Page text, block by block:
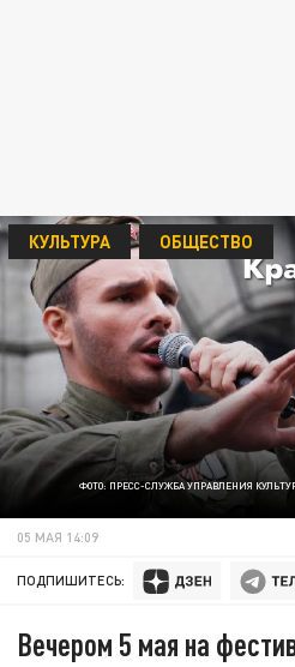
ФОТО: ПРЕСС-СЛУЖБА УПРАВЛЕНИЯ
КУЛЬТУРА ОБЩЕСТВО
05 МАЯ 14:09
ПОДПИШИТЕСЬ:
Вечером 5 мая на